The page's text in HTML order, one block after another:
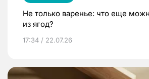
Не только варенье: что еще
из ягод?
17:34 / 22.07.26